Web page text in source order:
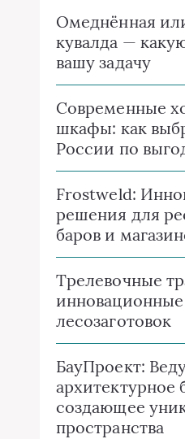
Омеднённая
кувалда —
вашу задачу
Современные
шкафы: как
России по
Frostweld:
решения для
баров и
Трелевочные
лесозаготовок
БауПроект:
архитектурное
создающее
пространства